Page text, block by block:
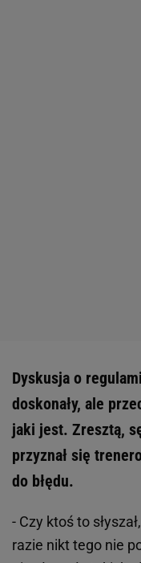
Dyskusja o
doskonały, ale
jaki jest. Zresztą,
przyznał się
do błędu.
- Czy ktoś to
razie nikt tego nie